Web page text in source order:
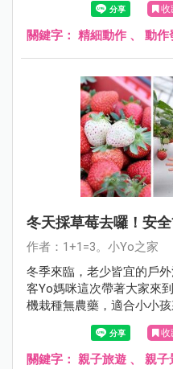
收
關鍵字： 精細動作 、 動作
冬天採草莓去囉！安
作者：1+1=3。小Yo之家
冬季來臨，老少皆宜的戶
客Yo媽咪這次帶著大家來
機栽種無農藥，適合小小孩
收
關鍵字： 親子旅遊 、 親子